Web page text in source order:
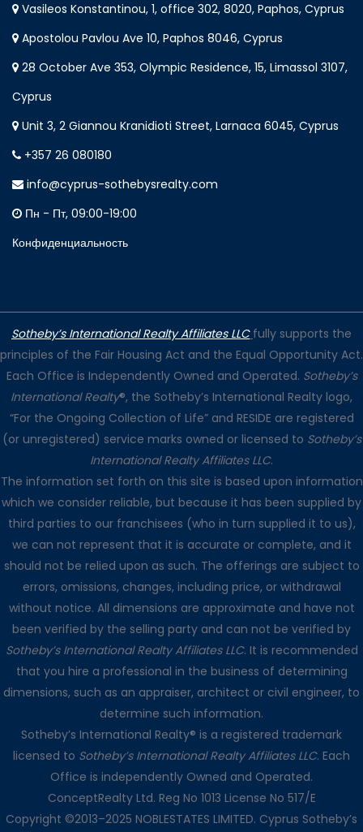
Vasileos Konstantinou, 1, office 302, 8020, Paphos, Cyprus
Apostolou Pavlou Ave 10, Paphos 8046, Cyprus
28 October Ave 353, Olympic Residence, 15, Limassol 3107,
Cyprus
Unit 3, 2 Giannou Kranidioti Street, Larnaca 6045, Cyprus
+357 26 080180
info@cyprus-sothebysrealty.com
Пн - Пт, 09:00-19:00
Конфиденциальность
Sotheby’s International Realty Affiliates LLC fully supports the
principles of the Fair Housing Act and the Equal Opportunity Act.
Each Office is Independently Owned and Operated. Sotheby’s
International Realty®, the Sotheby’s International Realty logo,
“For the Ongoing Collection of Life” and RESIDE are registered
(or unregistered) service marks owned or licensed to Sotheby’s
International Realty Affiliates LLC.
The information set forth on this site is based upon information
which we consider reliable, but because it has been supplied by
third parties to our franchisees (who in turn supplied it to us),
we can not represent that it is accurate or complete, and it
should not be relied upon as such. The offerings are subject to
errors, omissions, changes, including price, or withdrawal
without notice. All dimensions are approximate and have not
been verified by the selling party and can not be verified by
Sotheby’s International Realty Affiliates LLC. It is recommended
that you hire a professional in the business of determining
dimensions, such as an appraiser, architect or civil engineer, to
determine such information.
Sotheby’s International Realty® is a registered trademark
licensed to Sotheby’s International Realty Affiliates LLC. Each
Office is independently Owned and Operated.
ConceptRealty Ltd. Reg No 1013 License No 517/E
Copyright ©2013–2025 NOBLESTATES LIMITED. Cyprus Sotheby’s